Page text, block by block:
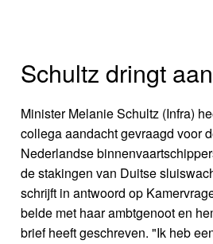
Schultz dringt
Minister Melanie Schultz (Infra)
collega aandacht gevraagd voor
Nederlandse
de stakingen van Duitse
schrijft in antwoord op
belde met haar ambtgenoot en
brief heeft geschreven. "Ik heb